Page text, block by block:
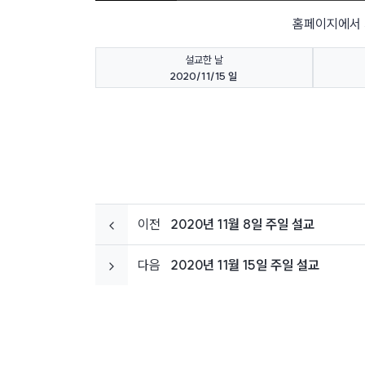
홈페이지에
설교한 날
2020/11/15 일
이전 2020년 11월 8일 주일 설교
다음 2020년 11월 15일 주일 설교